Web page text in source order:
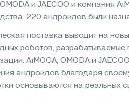
и JAECOO и компания
220 андроидов были
поставка выводит на
роботов, разрабатываемые
AiMOGA, OMODA и
андроидов благодаря
основываются на реальных